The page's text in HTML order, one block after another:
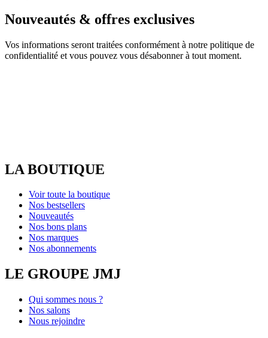
Nouveautés & offres exclusives
Vos informations seront traitées conformément à notre politique de
confidentialité et vous pouvez vous désabonner à tout moment.
LA BOUTIQUE
Voir toute la boutique
Nos bestsellers
Nouveautés
Nos bons plans
Nos marques
Nos abonnements
LE GROUPE JMJ
Qui sommes nous ?
Nos salons
Nous rejoindre